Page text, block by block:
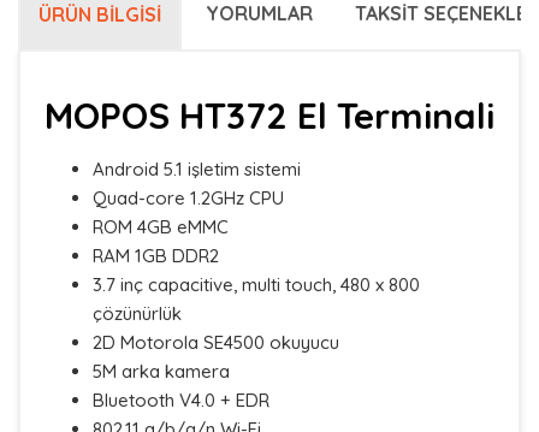
ÜRÜN BILGISI YORUMLAR TAKSIT
MOPOS HT372 El Terminali
Android 5.1 işletim sistemi
Quad-core 1.2GHz CPU
ROM 4GB eMMC
RAM 1GB DDR2
3.7 inç capacitive, multi touch, 480 x 800
çözünürlük
2D Motorola SE4500 okuyucu
5M arka kamera
Bluetooth V4.0 + EDR